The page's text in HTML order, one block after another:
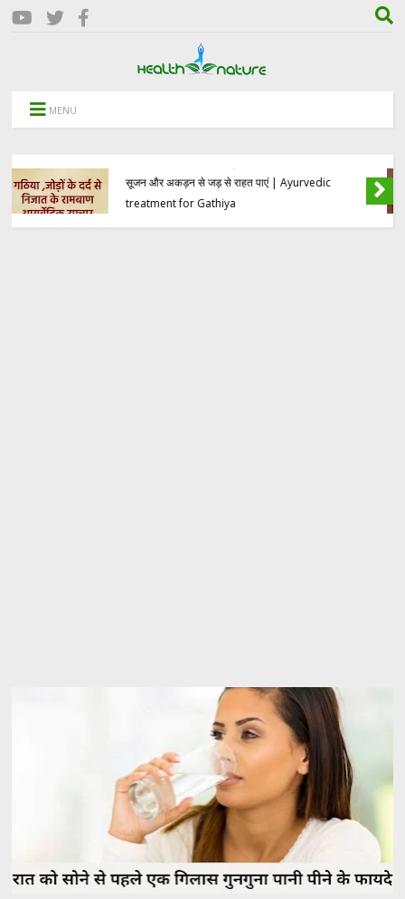
MENU
Tea Side Effects | जानें क्यों खाली पेट चाय पीना
सेहत के लिए है जहर